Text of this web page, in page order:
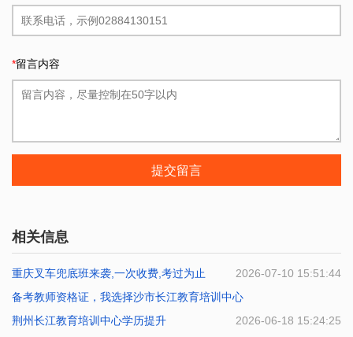
*留言内容
提交留言
相关信息
重庆叉车兜底班来袭,一次收费,考过为止
2026-07-10 15:51:44
备考教师资格证，我选择沙市长江教育培训中心
2026-06-29 14:57:22
荆州长江教育培训中心学历提升
2026-06-18 15:24:25